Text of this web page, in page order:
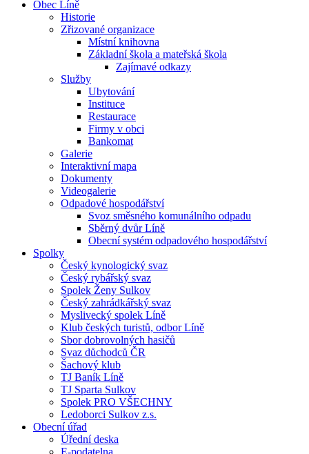
Obec Líně
Historie
Zřizované organizace
Místní knihovna
Základní škola a mateřská škola
Zajímavé odkazy
Služby
Ubytování
Instituce
Restaurace
Firmy v obci
Bankomat
Galerie
Interaktivní mapa
Dokumenty
Videogalerie
Odpadové hospodářství
Svoz směsného komunálního odpadu
Sběrný dvůr Líně
Obecní systém odpadového hospodářství
Spolky
Český kynologický svaz
Český rybářský svaz
Spolek Ženy Sulkov
Český zahrádkářský svaz
Myslivecký spolek Líně
Klub českých turistů, odbor Líně
Sbor dobrovolných hasičů
Svaz důchodců ČR
Šachový klub
TJ Baník Líně
TJ Sparta Sulkov
Spolek PRO VŠECHNY
Ledoborci Sulkov z.s.
Obecní úřad
Úřední deska
E-podatelna